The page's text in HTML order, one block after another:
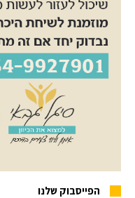
הפייסבוק שלנו